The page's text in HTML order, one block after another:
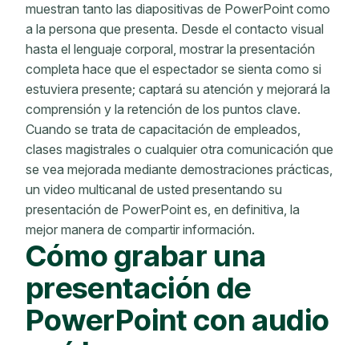
muestran tanto las diapositivas de PowerPoint como
a la persona que presenta. Desde el contacto visual
hasta el lenguaje corporal, mostrar la presentación
completa hace que el espectador se sienta como si
estuviera presente; captará su atención y mejorará la
comprensión y la retención de los puntos clave.
Cuando se trata de capacitación de empleados,
clases magistrales o cualquier otra comunicación que
se vea mejorada mediante demostraciones prácticas,
un video multicanal de usted presentando su
presentación de PowerPoint es, en definitiva, la
mejor manera de compartir información.
Cómo grabar una
presentación de
PowerPoint con audio